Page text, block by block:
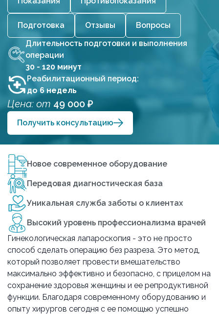
Длительность подготовки и выполнения
операции
30 - 120 минут
Реабилитационный период:
до 6 недель
Цена: от 49 000 ₽
Получить консультацию
Подготовка Отзывы Вопросы
Новое современное оборудование
Передовая диагностическая база
Уникальная служба заботы о клиентах
Высокий уровень профессионализма врачей
Гинекологическая лапароскопия - это не просто
способ сделать операцию без разреза. Это метод,
который позволяет провести вмешательство
максимально эффективно и безопасно, с прицелом на
сохранение здоровья женщины и ее репродуктивной
функции. Благодаря современному оборудованию и
опыту хирургов сегодня с ее помощью успешно